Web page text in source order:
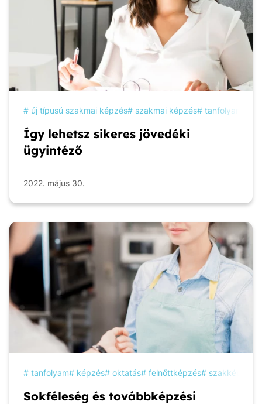
új típusú szakmai képzés szakmai képzés tanfolyam
Így lehetsz sikeres jövedéki
ügyintéző
2022. május 30.
tanfolyam képzés oktatás felnőttképzés szakképzés
Sokféleség és továbbképzési